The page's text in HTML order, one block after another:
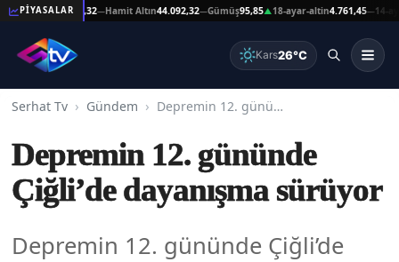
PİYASALAR
Altın44.092,32 —Hamit Altın44.092,32—Gümüş95,85▲18-ayar-altin4.761,45—14-ayar-
Kars26°C
Serhat Tv Gündem Depremin 12. gününde Çiğli’de dayanışma sürüyor
Depremin 12. gününde
Çiğli’de dayanışma sürüyor
Depremin 12. gününde Çiğli’de